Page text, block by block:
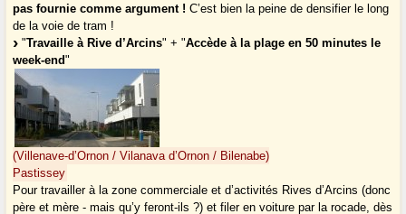
pas fournie comme argument ! C’est bien la peine de densifier le long
de la voie de tram !
"Travaille à Rive d’Arcins" + "Accède à la plage en 50 minutes le
week-end"
(Villenave-d’Ornon / Vilanava d’Ornon / Bilenabe)
Pastissey
Pour travailler à la zone commerciale et d’activités Rives d’Arcins (donc
père et mère - mais qu’y feront-ils ?) et filer en voiture par la rocade, dès